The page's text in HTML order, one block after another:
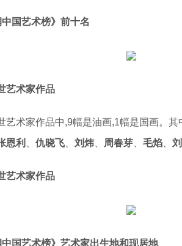
中国艺术榜》前十名
艺术家作品
艺术家作品中,9幅是油画,1幅是国画。其
恩利 仇晓飞 刘炜、 周春芽 毛焰
艺术家作品
中国艺术榜》艺术家出生地和现居地